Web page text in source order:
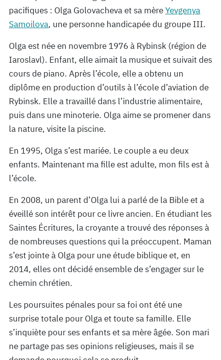
pacifiques : Olga Golovacheva et sa mèreYevgenya
Samoilova, une personne handicapée du groupe III.
Olga est née en novembre 1976 à Rybinsk (région de
Iaroslavl). Enfant, elle aimait la musique et suivait des
cours de piano. Après l’école, elle a obtenu un
diplôme en production d’outils à l’école d’aviation de
Rybinsk. Elle a travaillé dans l’industrie alimentaire,
puis dans une minoterie. Olga aime se promener dans
la nature, visite la piscine.
En 1995, Olga s’est mariée. Le couple a eu deux
enfants. Maintenant ma fille est adulte, mon fils est à
l’école.
En 2008, un parent d’Olga lui a parlé de la Bible et a
éveillé son intérêt pour ce livre ancien. En étudiant les
Saintes Écritures, la croyante a trouvé des réponses à
de nombreuses questions qui la préoccupent. Maman
s’est jointe à Olga pour une étude biblique et, en
2014, elles ont décidé ensemble de s’engager sur le
chemin chrétien.
Les poursuites pénales pour sa foi ont été une
surprise totale pour Olga et toute sa famille. Elle
s’inquiète pour ses enfants et sa mère âgée. Son mari
ne partage pas ses opinions religieuses, mais il se